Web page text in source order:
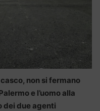
non si fermano
e l’uomo alla
dei due agenti